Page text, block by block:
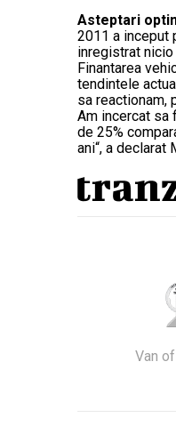
Asteptari
2011 a inceput
inregistrat nicio
Finantarea
tendintele
sa reactionam,
Am incercat sa
de 25%
ani“, a
Van